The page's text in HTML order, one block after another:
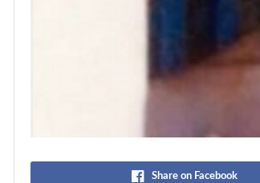
Share on Facebook